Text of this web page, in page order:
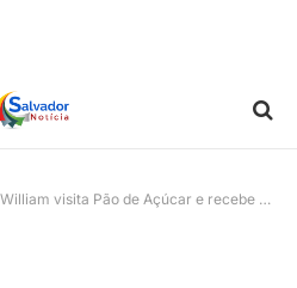
visita Pão de Açúcar e recebe chave da cidade do Rio